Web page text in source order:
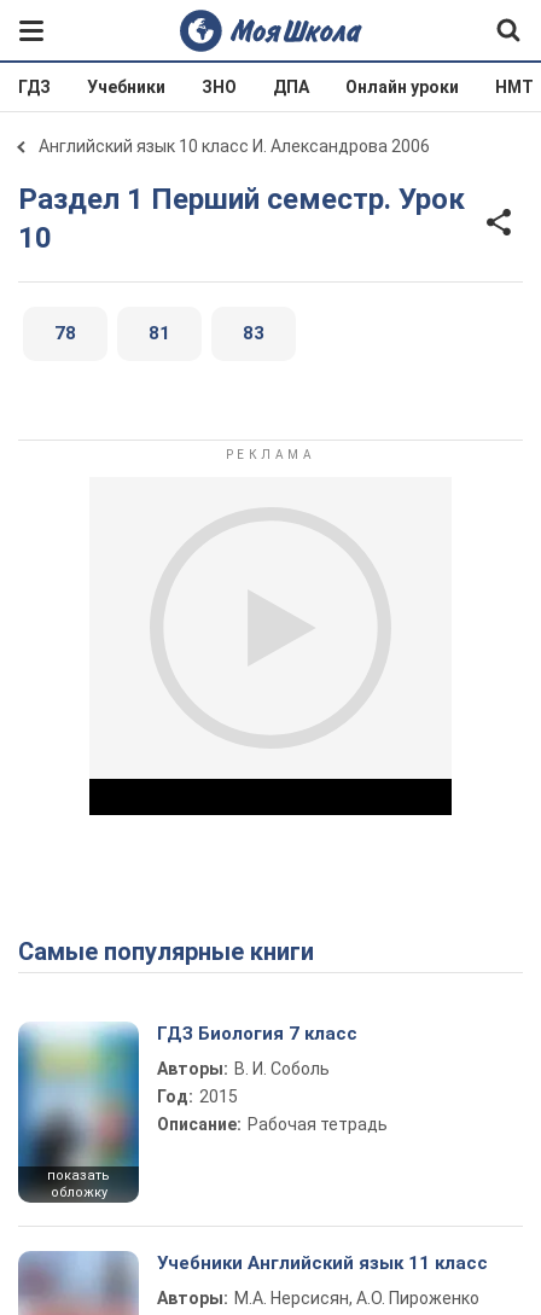
ГДЗ Учебники ЗНО ДПА Онлайн уроки НМТ
Английский язык 10 класс И. Александрова 2006
Раздел 1 Перший семестр. Урок
10
78 81 83
Play Video
Самые популярные книги
показать
обложку
ГДЗ Биология 7 класс
Авторы: В. И. Соболь
Год: 2015
Описание: Рабочая тетрадь
Учебники Английский язык 11 класс
Авторы: М.А. Нерсисян, А.О. Пироженко